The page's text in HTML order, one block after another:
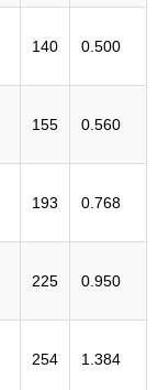
140 0.500
155 0.560
193 0.768
225 0.950
254 1.384